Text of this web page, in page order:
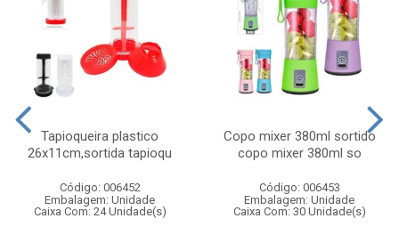
Tapioqueira plastico
26x11cm,sortida tapioqu
Código: 006452
Embalagem: Unidade
Caixa Com: 24 Unidade(s)
Copo mixer 380ml sortido
copo mixer 380ml so
Código: 006453
Embalagem: Unidade
Caixa Com: 30 Unidade(s)